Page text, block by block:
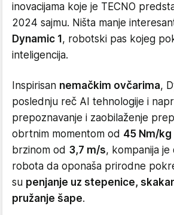
inovacijama koje je TECNO
2024 sajmu. Ništa manje
Dynamic 1 , robotski pas kojeg
inteligencija.
Inspirisan nemačkim ovčarima,
poslednju reč AI tehnologije i
prepoznavanje i zaobilaženje
obrtnim momentom od 45 Nm/kg
brzinom od 3,7 m/s, kompanija je
robota da oponaša prirodne
su penjanje uz stepenice,
pružanje šape.